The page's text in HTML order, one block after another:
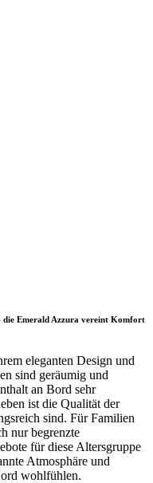
die Emerald Azzura vereint Komfort
eleganten Design und
sind geräumig und
an Bord sehr
ist die Qualität der
sind. Für Familien
nur begrenzte
für diese Altersgruppe
Atmosphäre und
wohlfühlen.